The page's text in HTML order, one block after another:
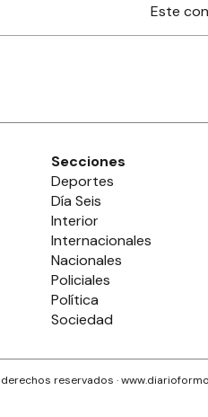
Este
Secciones
Deportes
Día Seis
Interior
Internacionales
Nacionales
Policiales
Política
Sociedad
reservados · www.